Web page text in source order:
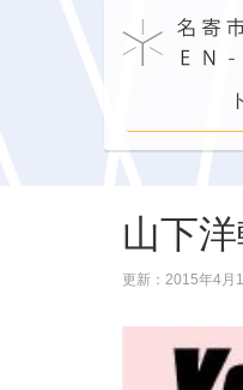
山下
更新：2015年4月